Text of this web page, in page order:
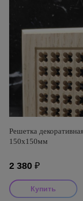
Решетка
150х150мм
2 380 ₽